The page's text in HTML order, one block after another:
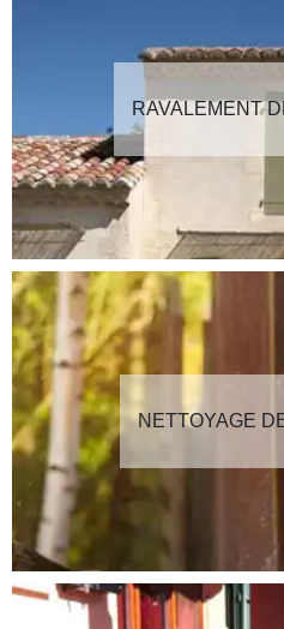
RAVALEMENT
NETTOYAGE